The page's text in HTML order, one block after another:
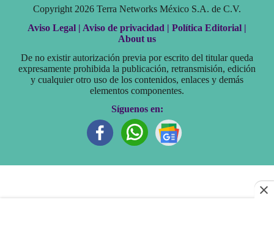
Copyright 2026 Terra Networks México S.A. de C.V.
Aviso Legal | Aviso de privacidad | Política Editorial |
About us
De no existir autorización previa por escrito del titular queda
expresamente prohibida la publicación, retransmisión, edición
y cualquier otro uso de los contenidos, enlaces y demás
elementos componentes.
Síguenos en: